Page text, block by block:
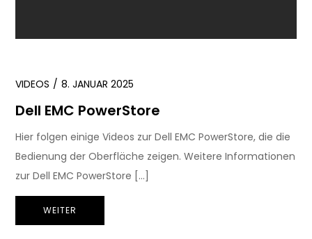
VIDEOS 8. JANUAR 2025
Dell EMC PowerStore
Hier folgen einige Videos zur Dell EMC PowerStore, die die
Bedienung der Oberfläche zeigen. Weitere Informationen
zur Dell EMC PowerStore […]
WEITER